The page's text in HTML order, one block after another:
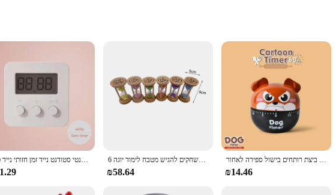
a soft glow that is perfect for creating a calming atmosphere. Whether you're setting the
this night light is designed to cater to your needs. Its sleek, modern design seamlessly
with energy-efficient LED technology, it ensures long-lasting illumination without the high
specific intervals, providing a hassle-free lighting experience. This feature is particularly
without constant manual intervention.
seeking to offer a unique product to your customers, the Timer Setting Night Light is a
טיימר מטבח מגנטי שעון בישול מגנטי סטודנט נייד זמן חזותי נייד פקק 6 יח'\סט 1/2/3/4/5/6 דקות חול שעון שעון שעון שעון זכוכית מיני רב תכליתי עבור משחקים להגיש מטבח לימוד יוגה
₪58.64
קריקטורה כלב מכאני טיימר מטבח מכשיר גאדג 'ט סטי ביצת רותחים בישול ספירה לאחור Temporizador Cocina Minuteur מטבח
₪14.46